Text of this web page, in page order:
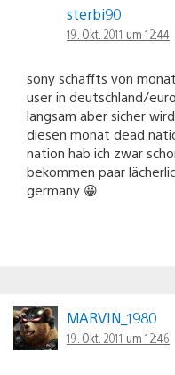
sterbi90
19. Okt. 2011 um 12:44
sony schaffts von
user in deutschland/
langsam aber sicher
diesen monat dead
nation hab ich zwar
bekommen paar
germany 😀
MARVIN_1980
19. Okt. 2011 um 12:46